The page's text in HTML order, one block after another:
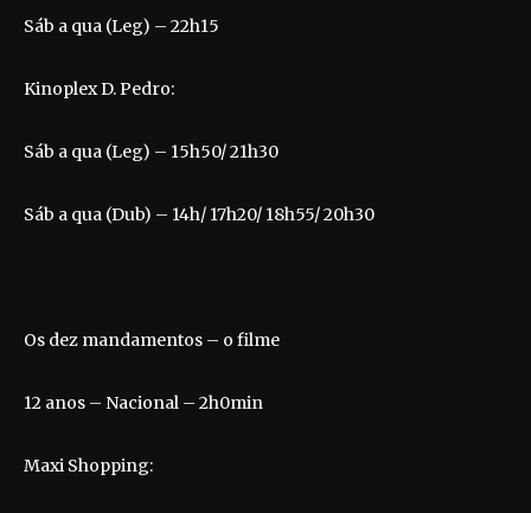
Sáb a qua (Leg) – 22h15
Kinoplex D. Pedro:
Sáb a qua (Leg) – 15h50/ 21h30
Sáb a qua (Dub) – 14h/ 17h20/ 18h55/ 20h30
Os dez mandamentos – o filme
12 anos – Nacional – 2h0min
Maxi Shopping: